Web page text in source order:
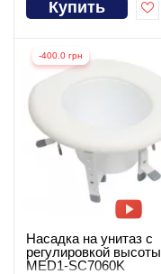
Купить
-400.0 грн
Насадка на унитаз с
регулировкой высоты
MED1-SC7060K